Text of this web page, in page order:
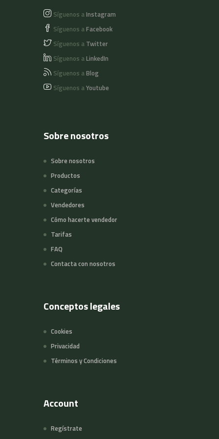
Síguenos aInstagram
Síguenos aFacebook
Síguenos a Twitter
Síguenos aLinkedIn
Síguenos aBlog
Síguenos aYoutube
Sobre nosotros
Sobre nosotros
Productos
Categorías
Vendedores
Cómo hacerte vendedor
Tarifas
FAQ
Contacta con nosotros
Conceptos legales
Cookies
Privacidad
Términos y Condiciones
Account
Regístrate